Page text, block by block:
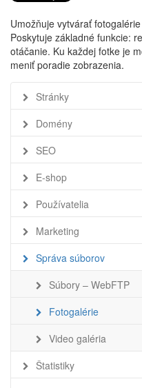
Umožňuje vytvárať
Poskytuje základné funkcie:
otáčanie. Ku každej fotke je
meniť poradie zobrazenia.
Stránky
Domény
SEO
E-shop
Používatelia
Marketing
Správa súborov
Súbory – WebFTP
Fotogalérie
Video galéria
Štatistiky